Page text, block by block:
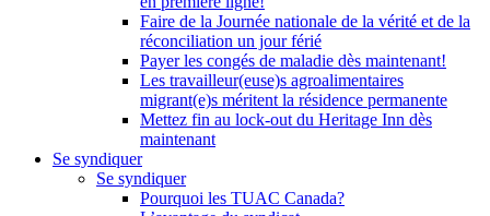
Faire de la Journée nationale de la vérité et de la
réconciliation un jour férié
Payer les congés de maladie dès maintenant!
Les travailleur(euse)s agroalimentaires
migrant(e)s méritent la résidence permanente
Mettez fin au lock-out du Heritage Inn dès
maintenant
Se syndiquer
Se syndiquer
Pourquoi les TUAC Canada?